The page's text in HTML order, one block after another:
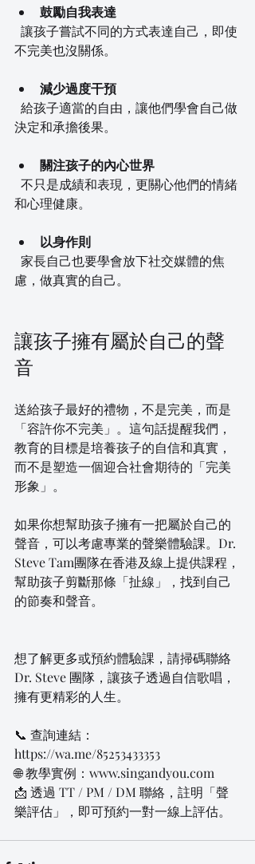
鼓勵自我表達
不完美也沒關係。
減少過度干預
決定和承擔後果。
關注孩子的內心世界
和心理健康。
以身作則
慮，做真實的自己。
讓孩子擁有屬於自己的聲
音
送給孩子最好的禮物，不是完美，而是
「容許你不完美」。這句話提醒我們，
教育的目標是培養孩子的自信和真實，
而不是塑造一個迎合社會期待的「完美
形象」。
如果你想幫助孩子擁有一把屬於自己的
聲音，可以考慮專業的聲樂體驗課。Dr.
Steve Tam團隊在香港及線上提供課程，
幫助孩子剪斷那條「扯線」，找到自己
的節奏和聲音。
想了解更多或預約體驗課，請掃碼聯絡
Dr. Steve 團隊，讓孩子透過自信歌唱，
擁有更精彩的人生。
📞 查詢連結：
https://wa.me/85253433353
🌐 教學實例：www.singandyou.com
📩 透過 TT / PM / DM 聯絡，註明「聲
樂評估」，即可預約一對一線上評估。